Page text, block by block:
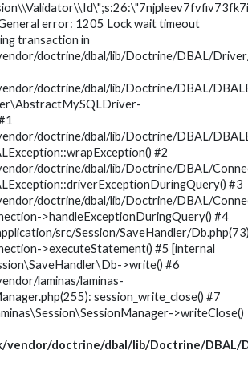
error: 1205 Lock wait timeout
transaction in
doctrine/dbal/lib/Doctrine/DBAL/
doctrine/dbal/lib/Doctrine/DBAL/
doctrine/dbal/lib/Doctrine/DBAL/
#2
doctrine/dbal/lib/Doctrine/DBAL/
#3
doctrine/dbal/lib/Doctrine/DBAL/
>handleExceptionDuringQuery() #4
src/Session/SaveHandler/
>executeStatement() #5 [internal
>write() #6
laminas/laminas-
session_write_close() #7
>writeClose()
doctrine/dbal/lib/Doctrine/DBAL/